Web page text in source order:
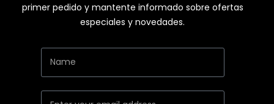
primer pedido y mantente informado sobre ofertas
especiales y novedades.